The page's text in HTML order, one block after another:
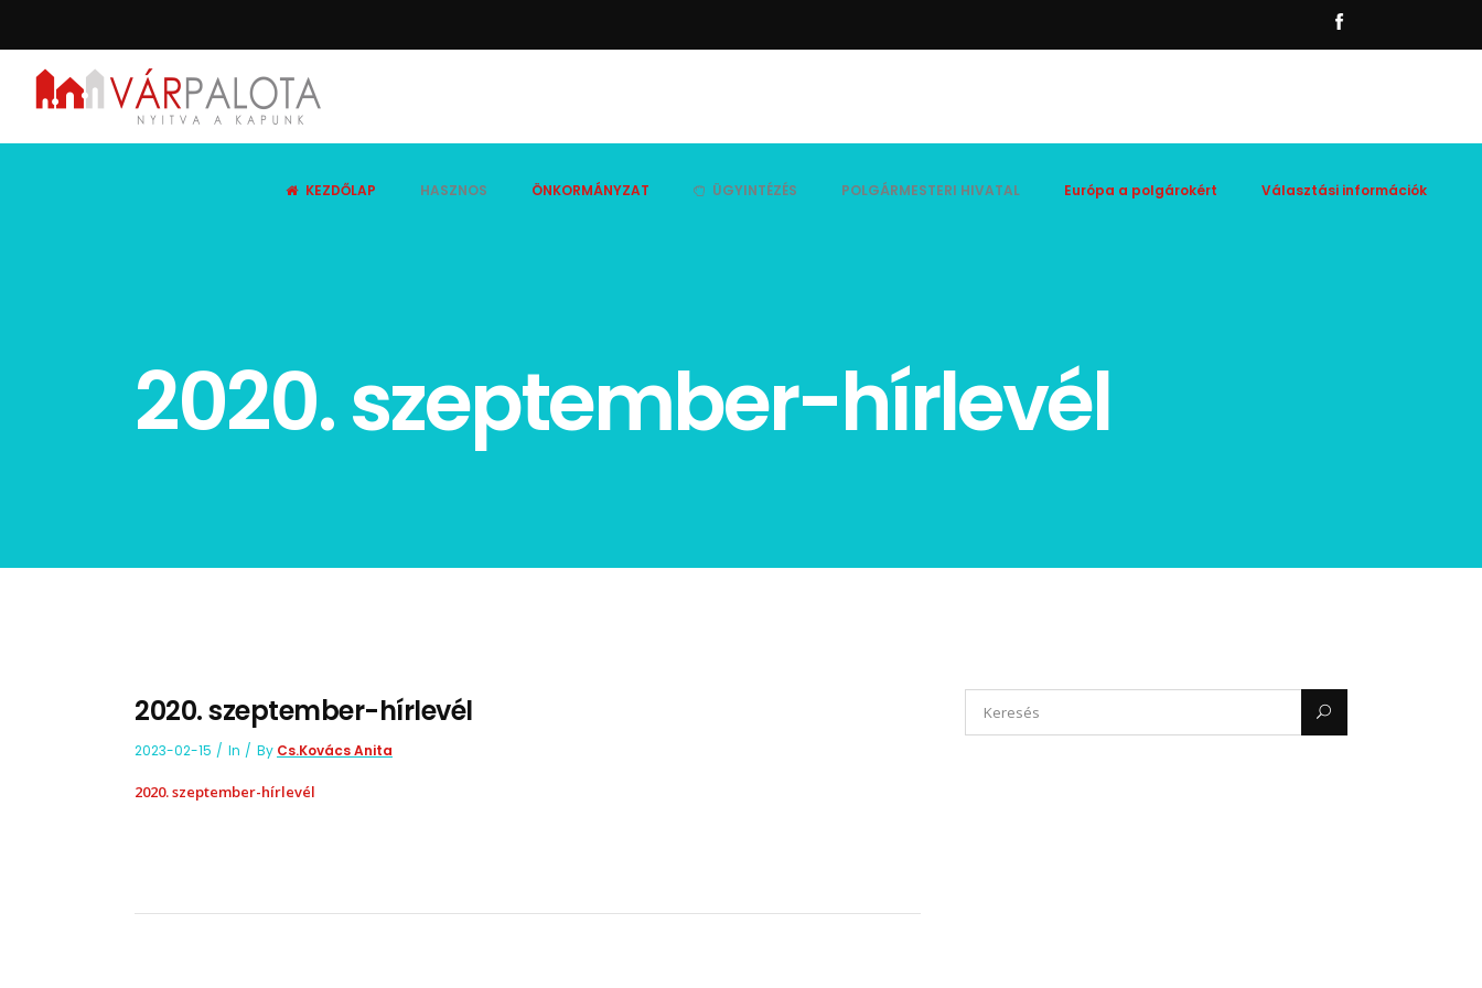
KEZDŐLAP HASZNOS ÖNKORMÁNYZAT ÜGYINTÉZÉS POLGÁRMESTERI HIVATAL Európa a polgárokért Választási információk
2020. szeptember-hírlevél
2020. szeptember-hírlevél
2023-02-15 In By Cs.Kovács Anita
2020. szeptember-hírlevél